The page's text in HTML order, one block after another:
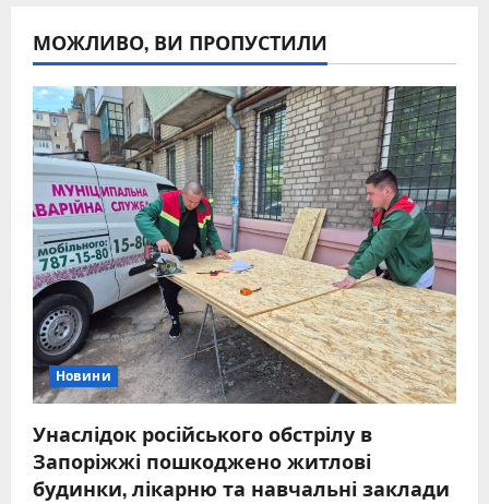
МОЖЛИВО, ВИ ПРОПУСТИЛИ
Новини
Унаслідок російського обстрілу в
Запоріжжі пошкоджено житлові
будинки, лікарню та навчальні заклади